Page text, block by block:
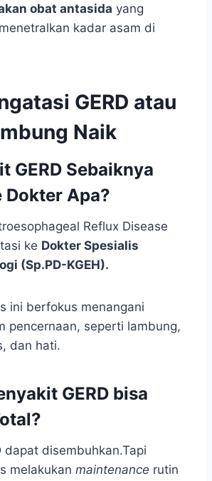
obat antasida yang
kadar asam di
GERD atau
Naik
GERD Sebaiknya
Dokter Apa?
Reflux Disease
ke Dokter Spesialis
(Sp.PD-KGEH).
ini berfokus menangani
pencernaan, seperti lambung,
dan hati.
GERD bisa
dapat disembuhkan.Tapi
melakukan maintenance rutin